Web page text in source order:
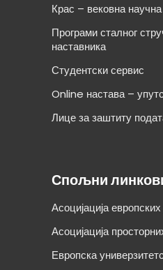
Крас – вековна
Програми сталног
наставника
Студентски сервис
Online настава –
Лице за заштиту
Спољни
Асоцијација
Асоцијација
Европска